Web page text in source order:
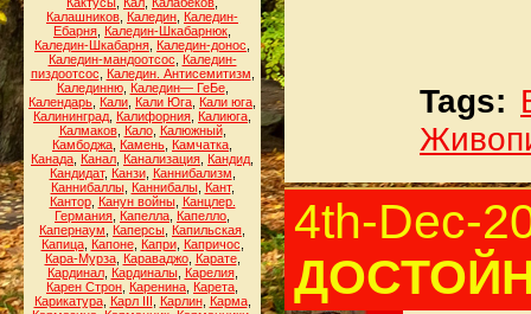
Калашников Каледин Каледин-
Ебарня Каледин-Шкабарнюк
Каледин-Шкабарня Каледин-донос
Каледин-мандоотсос
Каледин-
пиздоотсос
Каледин. Антисемитизм
Калединню, Каледин— ГеБе,
Календарь Кали Кали Юга Кали юга
Калининград Калифорния Калиюга
Калмаков, Кало, Калюжный,
Камбоджа Камень Камчатка
Канада Канал Канализация Кандид
Кандидат, Канзи, Каннибализм
Каннибаллы, Каннибалы, Кант,
Кантор, Канун войны, Канцлер.
Германия Капелла Капелло
Капернаум
Каперсы Капильская
Капица, Капоне, Капри, Капричос
Кара-Мурза, Караваджо, Карате,
Кардинал, Кардиналы, Карелия,
Карен Строн Каренина Карета
Карикатура, Карл III Карлин, Карма,
Tags:
4th-Dec-